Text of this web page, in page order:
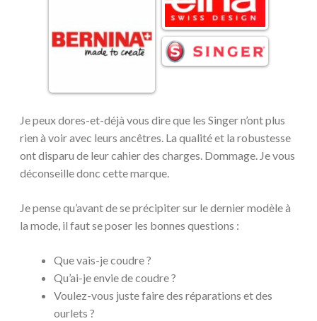
Je peux dores-et-déjà vous dire que les Singer n’ont plus
rien à voir avec leurs ancêtres. La qualité et la robustesse
ont disparu de leur cahier des charges. Dommage. Je vous
déconseille donc cette marque.
Je pense qu’avant de se précipiter sur le dernier modèle à
la mode, il faut se poser les bonnes questions :
Que vais-je coudre ?
Qu’ai-je envie de coudre ?
Voulez-vous juste faire des réparations et des
ourlets ?